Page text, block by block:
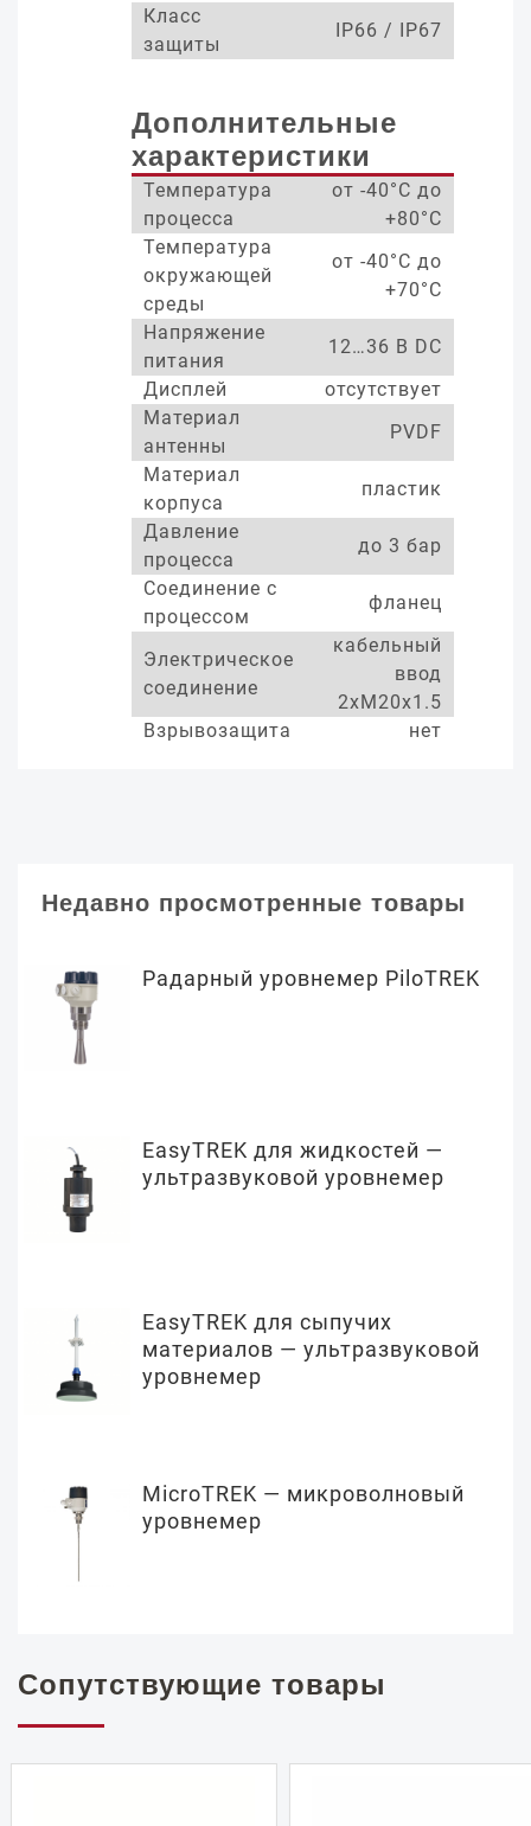
Класс
защиты
IP66 / IP67
Дополнительные
характеристики
Температура
процесса
от -40°С до
+80°С
Температура
окружающей
среды
от -40°С до
+70°С
Напряжение
питания
12…36 В DC
Дисплей
отсутствует
Материал
антенны
PVDF
Материал
корпуса
пластик
Давление
процесса
до 3 бар
Соединение с
процессом
фланец
Электрическое
соединение
кабельный
ввод
2xM20x1.5
Взрывозащита
нет
Недавно просмотренные товары
Радарный уровнемер PiloTREK
EasyTREK для жидкостей —
ультразвуковой уровнемер
EasyTREK для сыпучих
материалов — ультразвуковой
уровнемер
MicroTREK — микроволновый
уровнемер
Сопутствующие товары